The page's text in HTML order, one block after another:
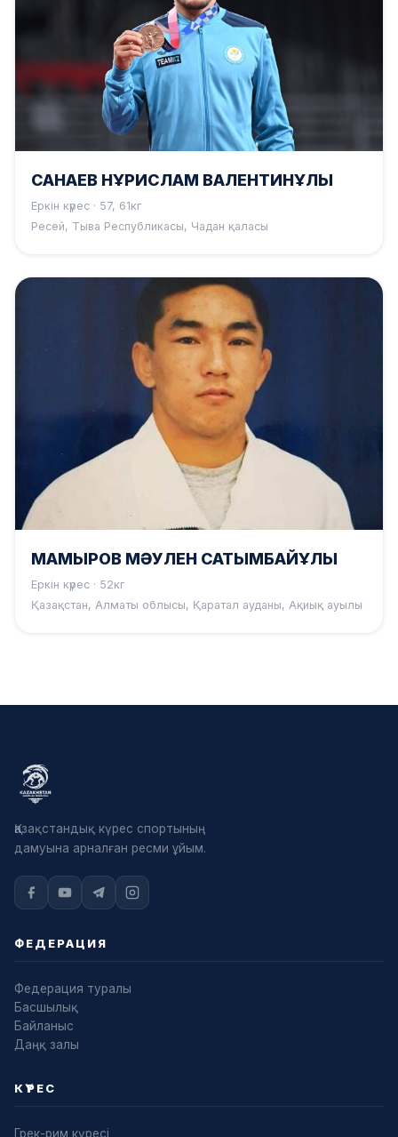
САНАЕВ НҰРИСЛАМ ВАЛЕНТИНҰЛЫ
Еркін күрес · 57, 61кг
Ресей, Тыва Республикасы, Чадан қаласы
МАМЫРОВ МӘУЛЕН САТЫМБАЙҰЛЫ
Еркін күрес · 52кг
Қазақстан, Алматы облысы, Қаратал ауданы, Ақиық ауылы
Қазақстандық күрес спортының
дамуына арналған ресми ұйым.
ФЕДЕРАЦИЯ
Федерация туралы
Басшылық
Байланыс
Даңқ залы
КҮРЕС
Грек-рим күресі